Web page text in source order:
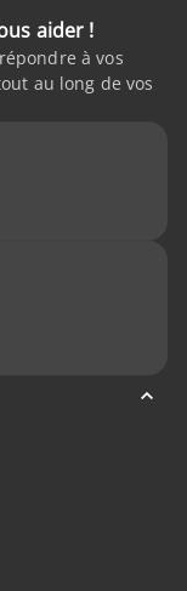
aider !
à vos
au long de vos